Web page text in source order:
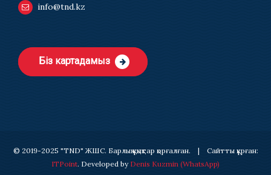
info@tnd.kz
Біз картадамыз
© 2019-2025 "TND" ЖШС. Барлық құқықтар қорғалған. | Сайтты құрған:
ITPoint. Developed by Denis Kuzmin (WhatsApp)